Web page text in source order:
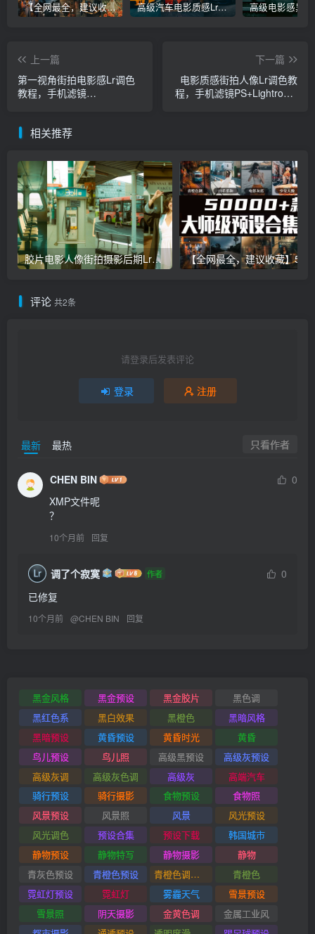
【全网最全，建议收藏】5万多款Lr顶级调色预设合集，精心整理，分类清晰，摄影师调色师必备素材，够用一辈子！ 高级汽车电影质感Lr调色教程，手机滤镜PS+Lightroom预设下载！
上一篇
第一视角街拍电影感Lr调色
教程，手机滤镜
下一篇
电影质感街拍人像Lr调色教
程，手机滤镜PS+Lightroom
相关推荐
胶片电影人像街拍摄影后期Lr调色教程，手机滤镜PS+Lightroom预设下载！
评论 共2条
请登录后发表评论
登录 注册
最新 最热 只看作者
CHEN BIN
0
XMP文件呢
？
10个月前 回复
调了个寂寞 作者
0
已修复
10个月前 @CHEN BIN 回复
黑金风格 黑金预设 黑金胶片
黑色调
黑红色系
黑白效果 黑橙色
黑暗风格
黑暗预设
黄昏预设 黄昏时光
黄昏
鸟儿预设
鸟儿照 高级黑预设
高级灰预设
高级灰调
高级灰色调 高级灰
高端汽车
骑行预设
骑行摄影 食物预设
食物照
风景预设
风景照 风景
风光预设
风光调色
预设合集 预设下载
韩国城市
静物预设
静物特写 静物摄影
静物
青灰色预设
青橙色预设 青橙色调预设
青橙色
霓虹灯预设
霓虹灯 雾霾天气
雪景预设
雪景照
阴天摄影 金黄色调
金属工业风